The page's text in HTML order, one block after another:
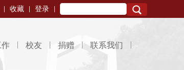
收藏 登录
作 校友 捐赠 联系我们